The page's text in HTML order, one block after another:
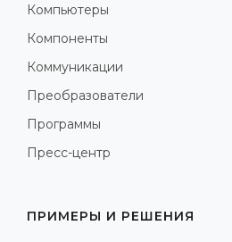
Компьютеры
Компоненты
Коммуникации
Преобразователи
Программы
Пресс-центр
ПРИМЕРЫ И РЕШЕНИЯ